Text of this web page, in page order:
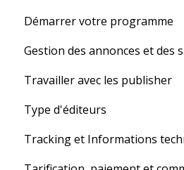
Démarrer votre programme
La mise en place d'un
Gestion des annonces et des
Flux de produits
Liens textes
Éléments graphiques et
Travailler avec les publisher
Réseau de Tradedoubler
Gestion des affiliés
Type d'éditeurs
Tracking et Informations